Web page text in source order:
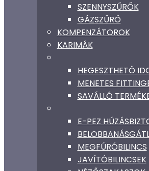
SZENNYSZŰRŐK
GÁZSZŰRŐ
KOMPENZÁTOROK
KARIMÁK
HEGESZTHETŐ
MENETES
SAVÁLLÓ
E-PEZ
MEGFÚRÓBILINCS
JAVÍTÓBILINCSEK